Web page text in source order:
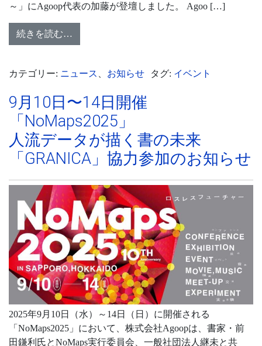
～」にAgoop代表の加藤が登壇しました。 Agoo […]
続きを読む…
カテゴリー: ニュース お知らせ タグ: イベント
9月10日〜14日開催
「NoMaps2025」
人流データが描く書の未来
「GRANICA」協力参加のお知らせ
2025年9月10日（水）～14日（日）に開催される
「NoMaps2025」において、株式会社Agoopは、書家・前
田鎌利氏とNoMaps実行委員会、一般社団法人継未と共